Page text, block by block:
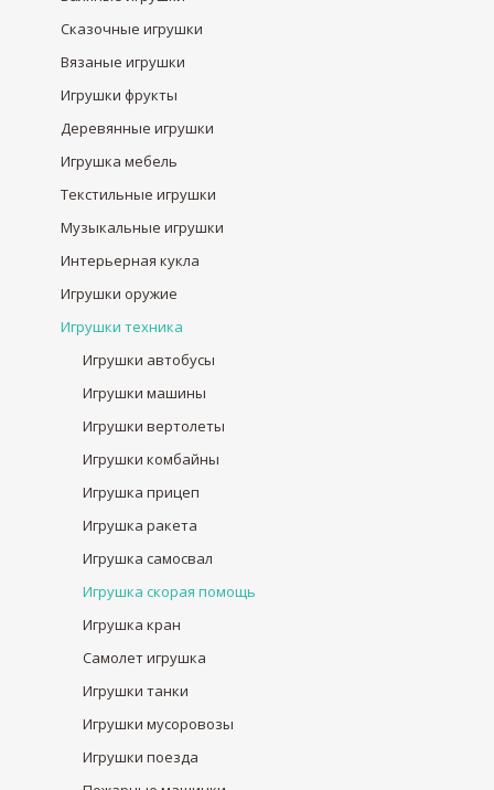
Сказочные игрушки
Вязаные игрушки
Игрушки фрукты
Деревянные игрушки
Игрушка мебель
Текстильные игрушки
Музыкальные игрушки
Интерьерная кукла
Игрушки оружие
Игрушки техника
Игрушки автобусы
Игрушки машины
Игрушки вертолеты
Игрушки комбайны
Игрушка прицеп
Игрушка ракета
Игрушка самосвал
Игрушка скорая помощь
Игрушка кран
Самолет игрушка
Игрушки танки
Игрушки мусоровозы
Игрушки поезда